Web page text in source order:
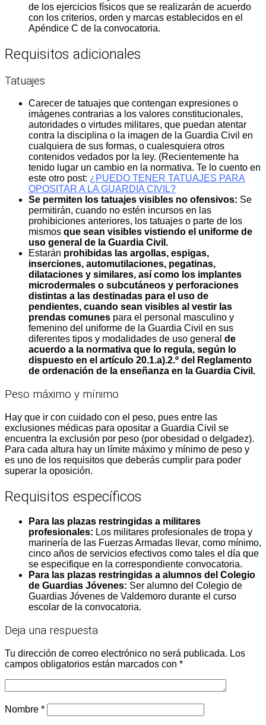
de los ejercicios físicos que se realizarán de acuerdo
con los criterios, orden y marcas establecidos en el
Apéndice C de la convocatoria.
Requisitos adicionales
Tatuajes
Carecer de tatuajes que contengan expresiones o
imágenes contrarias a los valores constitucionales,
autoridades o virtudes militares, que puedan atentar
contra la disciplina o la imagen de la Guardia Civil en
cualquiera de sus formas, o cualesquiera otros
contenidos vedados por la ley. (Recientemente ha
tenido lugar un cambio en la normativa. Te lo cuento en
este otro post: ¿PUEDO TENER TATUAJES PARA
OPOSITAR A LA GUARDIA CIVIL?
Se permiten los tatuajes visibles no ofensivos: Se
permitirán, cuando no estén incursos en las
prohibiciones anteriores, los tatuajes o parte de los
mismos que sean visibles vistiendo el uniforme de
uso general de la Guardia Civil.
Estarán prohibidas las argollas, espigas,
inserciones, automutilaciones, pegatinas,
dilataciones y similares, así como los implantes
microdermales o subcutáneos y perforaciones
distintas a las destinadas para el uso de
pendientes, cuando sean visibles al vestir las
prendas comunes para el personal masculino y
femenino del uniforme de la Guardia Civil en sus
diferentes tipos y modalidades de uso general de
acuerdo a la normativa que lo regula, según lo
dispuesto en el artículo 20.1.a).2.º del Reglamento
de ordenación de la enseñanza en la Guardia Civil.
Peso máximo y mínimo
Hay que ir con cuidado con el peso, pues entre las
exclusiones médicas para opositar a Guardia Civil se
encuentra la exclusión por peso (por obesidad o delgadez).
Para cada altura hay un límite máximo y mínimo de peso y
es uno de los requisitos que deberás cumplir para poder
superar la oposición.
Requisitos específicos
Para las plazas restringidas a militares
profesionales: Los militares profesionales de tropa y
marinería de las Fuerzas Armadas llevar, como mínimo,
cinco años de servicios efectivos como tales el día que
se especifique en la correspondiente convocatoria.
Para las plazas restringidas a alumnos del Colegio
de Guardias Jóvenes: Ser alumno del Colegio de
Guardias Jóvenes de Valdemoro durante el curso
escolar de la convocatoria.
Deja una respuesta
Tu dirección de correo electrónico no será publicada. Los
campos obligatorios están marcados con *
Nombre *